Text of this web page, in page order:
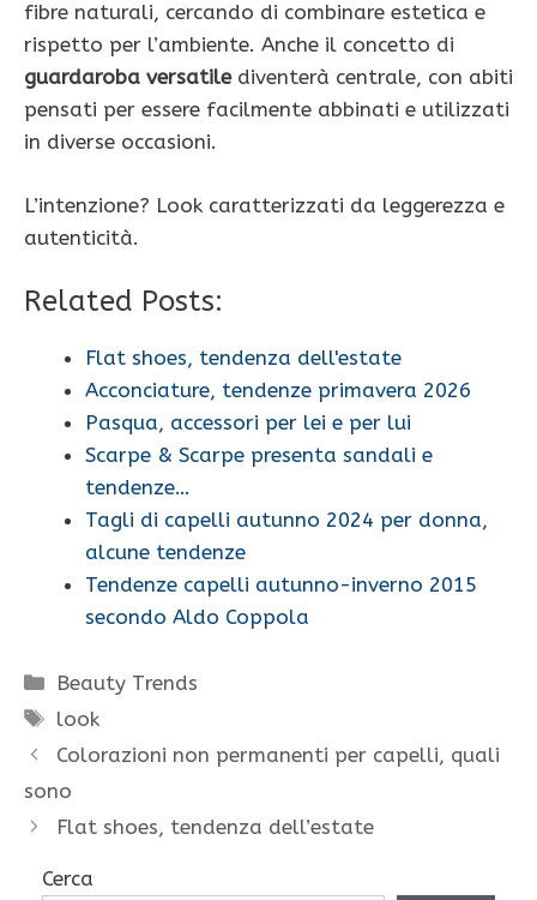
fibre naturali, cercando di combinare estetica e
rispetto per l’ambiente. Anche il concetto di
guardaroba versatilediventerà centrale, con abiti
pensati per essere facilmente abbinati e utilizzati
in diverse occasioni.
L’intenzione? Look caratterizzati da leggerezza e
autenticità.
Related Posts:
Flat shoes, tendenza dell'estate
Acconciature, tendenze primavera 2026
Pasqua, accessori per lei e per lui
Scarpe & Scarpe presenta sandali e
tendenze…
Tagli di capelli autunno 2024 per donna,
alcune tendenze
Tendenze capelli autunno-inverno 2015
secondo Aldo Coppola
Categorie
Beauty Trends
Tag
look
Colorazioni non permanenti per capelli, quali
sono
Flat shoes, tendenza dell’estate
Cerca